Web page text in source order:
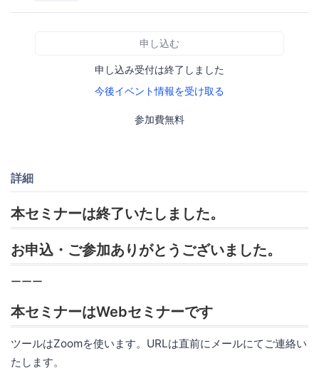
申し込む
申し込み受付は終了しました
今後イベント情報を受け取る
参加費無料
詳細
本セミナーは終了いたしました。
お申込・ご参加ありがとうございました。
ーーー
本セミナーはWebセミナーです
ツールはZoomを使います。URLは直前にメールにてご連絡い
たします。